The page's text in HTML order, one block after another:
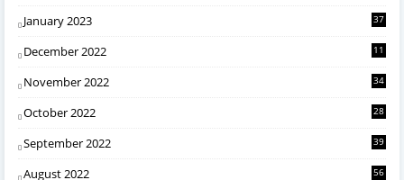
January 2023 37
December 2022 11
November 2022 34
October 2022 28
September 2022 39
August 2022 56